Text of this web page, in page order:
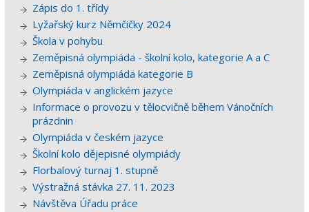
Zápis do 1. třídy
Lyžařský kurz Němčičky 2024
Škola v pohybu
Zeměpisná olympiáda - školní kolo, kategorie A a C
Zeměpisná olympiáda kategorie B
Olympiáda v anglickém jazyce
Informace o provozu v tělocvičně během Vánočních
prázdnin
Olympiáda v českém jazyce
Školní kolo dějepisné olympiády
Florbalový turnaj 1. stupně
Výstražná stávka 27. 11. 2023
Návštěva Úřadu práce